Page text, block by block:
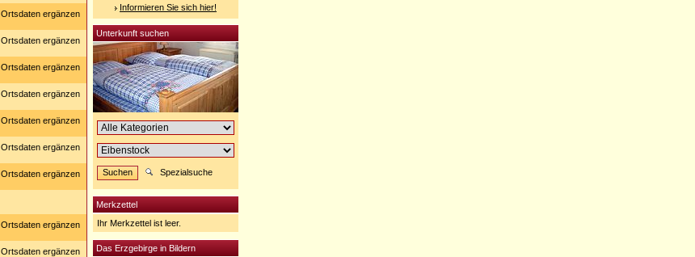
Ortsdaten ergänzen
Ortsdaten ergänzen
Ortsdaten ergänzen
Ortsdaten ergänzen
Ortsdaten ergänzen
Ortsdaten ergänzen
Ortsdaten ergänzen
Ortsdaten ergänzen
Ortsdaten ergänzen
Informieren Sie sich hier!
Unterkunft suchen
Spezialsuche
Merkzettel
Ihr Merkzettel ist leer.
Das Erzgebirge in Bildern